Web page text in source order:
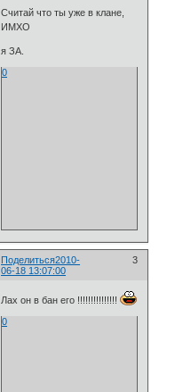
Считай что ты уже в клане,
ИМХО
я ЗА.
0
Поделиться 3
2010-
06-18 13:07:00
Лах он в бан его !!!!!!!!!!!!!!!
0